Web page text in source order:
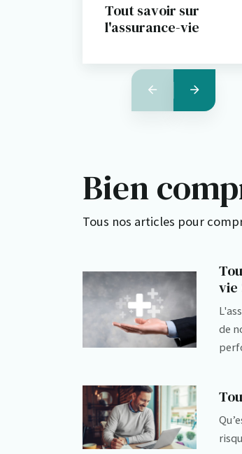
Tout savoir sur
l'assurance-vie
Bien
Tous nos articles pour
vie
de